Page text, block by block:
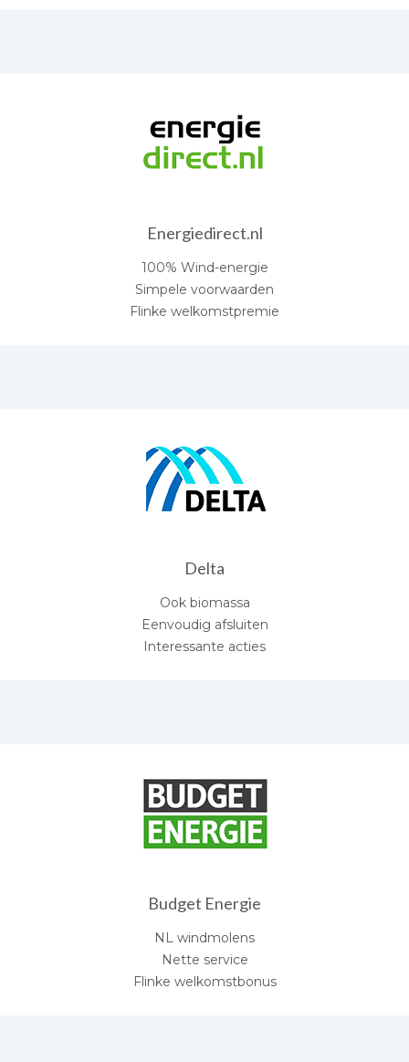
Energiedirect.nl
100% Wind-energie
Simpele voorwaarden
Flinke welkomstpremie
Delta
Ook biomassa
Eenvoudig afsluiten
Interessante acties
Budget Energie
NL windmolens
Nette service
Flinke welkomstbonus